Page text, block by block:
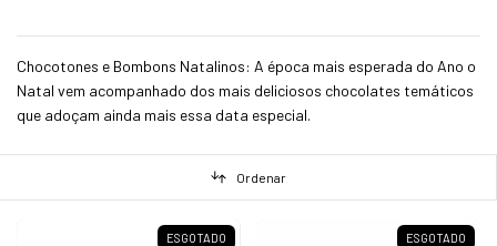
Chocotones e Bombons Natalinos: A época mais esperada do Ano o
Natal vem acompanhado dos mais deliciosos chocolates temáticos
que adoçam ainda mais essa data especial.
Ordenar
ESGOTADO ESGOTADO